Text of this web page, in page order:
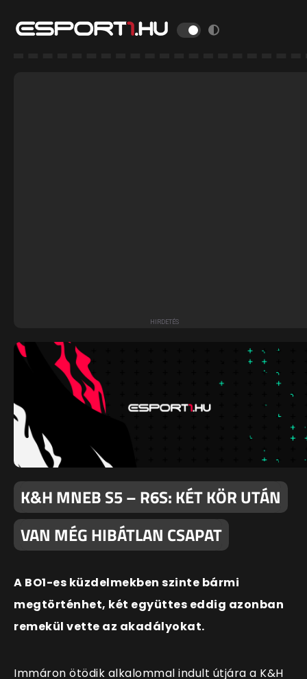
K&H MNEB S5 – R6S: KÉT KÖR UTÁN
VAN MÉG HIBÁTLAN CSAPAT
A BO1-es küzdelmekben szinte bármi
megtörténhet, két együttes eddig azonban
remekül vette az akadályokat.
Immáron ötödik alkalommal indult útjára a K&H